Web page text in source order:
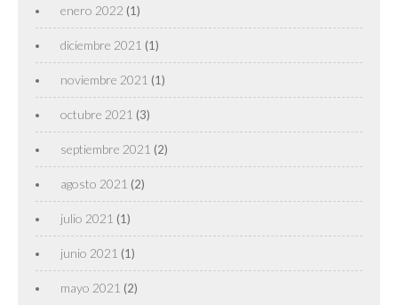
enero 2022 (1)
diciembre 2021 (1)
noviembre 2021 (1)
octubre 2021 (3)
septiembre 2021 (2)
agosto 2021 (2)
julio 2021 (1)
junio 2021 (1)
mayo 2021 (2)